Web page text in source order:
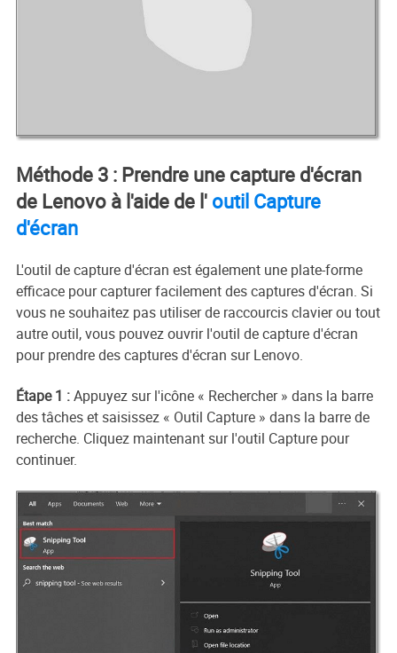
Méthode 3 : Prendre une capture d'écran
de Lenovo à l'aide de l' outil Capture
d'écran
L'outil de capture d'écran est également une plate-forme
efficace pour capturer facilement des captures d'écran. Si
vous ne souhaitez pas utiliser de raccourcis clavier ou tout
autre outil, vous pouvez ouvrir l'outil de capture d'écran
pour prendre des captures d'écran sur Lenovo.
Étape 1 :Appuyez sur l'icône « Rechercher » dans la barre
des tâches et saisissez « Outil Capture » dans la barre de
recherche. Cliquez maintenant sur l'outil Capture pour
continuer.